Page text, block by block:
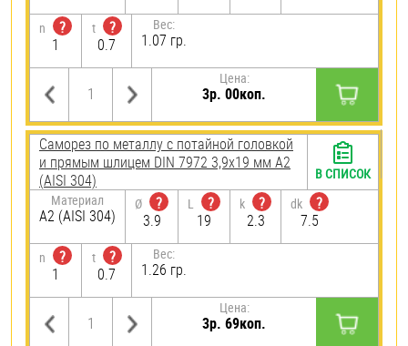
n
?
1
t
?
0.7
Вес:
1.07 гр.
Цена:
3р. 00коп.
Саморез по металлу с потайной головкой
и прямым шлицем DIN 7972 3,9х19 мм А2
(AISI 304)
Материал
А2 (AISI 304)
Ø
?
3.9
L
?
19
k
?
2.3
dk
?
7.5
n
?
1
t
?
0.7
Вес:
1.26 гр.
Цена:
3р. 69коп.
В СПИСОК